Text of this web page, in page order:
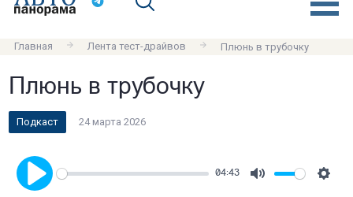
Главная Лента тест-драйвов Плюнь в трубочку
Плюнь в трубочку
Подкаст 24 марта 2026
04:43